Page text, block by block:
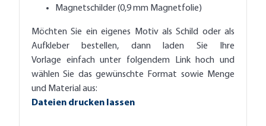
Magnetschilder (0,9 mm Magnetfolie)
Möchten Sie ein eigenes Motiv als Schild oder als
Aufkleber bestellen, dann laden Sie Ihre
Vorlage einfach unter folgendem Link hoch und
wählen Sie das gewünschte Format sowie Menge
und Material aus:
Dateien drucken lassen